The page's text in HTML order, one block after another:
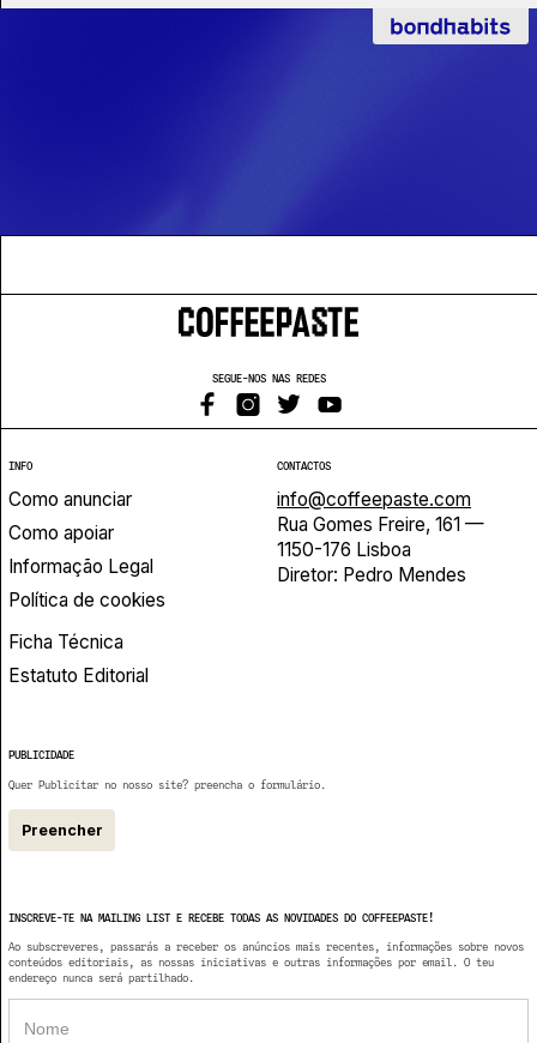
SEGUE-NOS NAS REDES
INFO
Como anunciar
Como apoiar
Informação Legal
Política de cookies
Ficha Técnica
Estatuto Editorial
CONTACTOS
info@coffeepaste.com
Rua Gomes Freire, 161 —
1150-176 Lisboa
Diretor: Pedro Mendes
PUBLICIDADE
Quer Publicitar no nosso site? preencha o formulário.
Preencher
INSCREVE-TE NA MAILING LIST E RECEBE TODAS AS NOVIDADES DO COFFEEPASTE!
Ao subscreveres, passarás a receber os anúncios mais recentes, informações sobre novos
conteúdos editoriais, as nossas iniciativas e outras informações por email. O teu
endereço nunca será partilhado.